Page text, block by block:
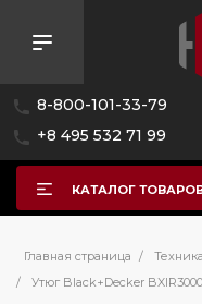
8-800-101-33-79
+8 495 532 71 99
КАТАЛОГ
Главная страница /
/
Утюг Black+Decker